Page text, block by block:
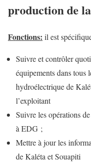
production de
Fonctions: il est
Suivre et contrôler
équipements dans tous
hydroélectrique de
l’exploitant
Suivre les opérations
à EDG ;
Mettre à jour les
de Kaléta et Souapiti